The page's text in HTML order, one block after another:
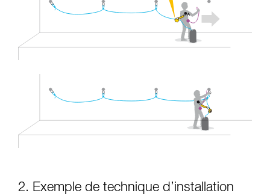
2. Exemple de technique d’installation